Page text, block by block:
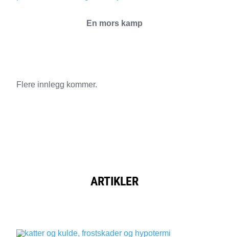
En mors kamp
Flere innlegg kommer.
ARTIKLER